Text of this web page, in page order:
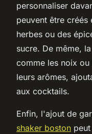
personnaliser
peuvent être créés
herbes ou des
sucre. De même,
comme les noix
leurs arômes,
aux cocktails.
Enfin, l'ajout de
shaker boston